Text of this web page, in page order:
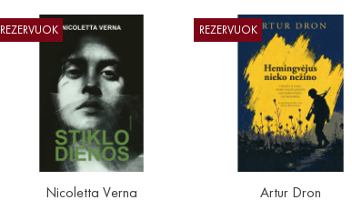
REZERVUOK
Nicoletta Verna
REZERVUOK
Artur Dron